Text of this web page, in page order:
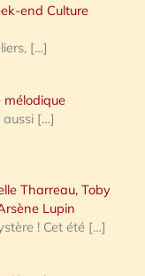
end Culture
[…]
mélodique
aussi […]
Tharreau, Toby
Lupin
! Cet été […]